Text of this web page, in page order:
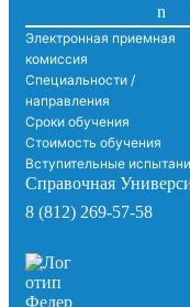
Электронная приемная
комиссия
Специальности /
направления
Сроки обучения
Стоимость обучения
Вступительные
Справочная
8 (812) 269-57-58